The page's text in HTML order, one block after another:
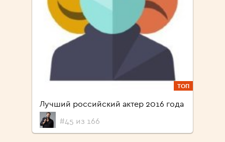
ТОП
Лучший российский актер 2016 года
#45 из 166